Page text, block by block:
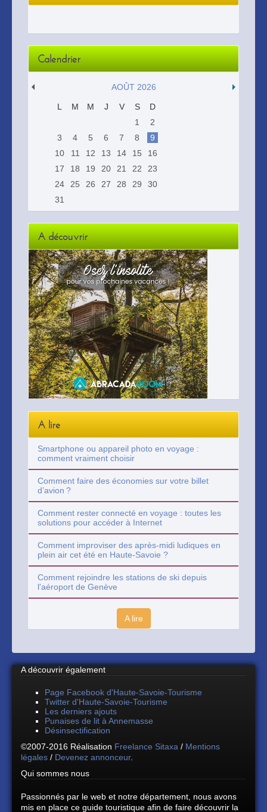
Calendrier
AOÛT 2026
L M M J V S
D
1
2
3
4 5 6 7 8
9
10
11 12 13 14 15
16
17
18 19 20 21 22
23
24
25 26 27 28 29
30
31
A découvrir
A lire
Smartphone ou appareil photo en voyage :
comment vraiment choisir
Comment faire des économies sur votre billet
d’avion ?
Comment rester connecté en voyage : toutes les
solutions pour accéder à Internet
Comment improviser des après-midi ludiques en
plein air cet été en Haute-Savoie ?
Comment rejoindre les stations de ski depuis
l'aéroport de Genève
A lire
A découvrir également
Page Facebook d'Haute-Savoie-Tourisme
Twitter d'Haute-Savoie-Tourisme
Les derniers ajouts
Punaises de lit à Annemasse
Désinsectification
©2007-2016 Réalisation Freelance Sitaxa / Mentions
légales / Devenez annonceur.
Qui sommes nous
Passionnés par le web et notre département, nous avons
mis en place ce guide touristique afin de faire découvrir la